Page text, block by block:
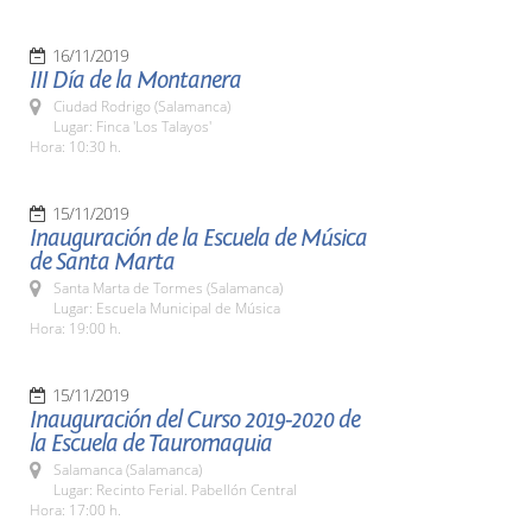
16/11/2019
III Día de la Montanera
Ciudad Rodrigo (Salamanca)
Lugar: Finca 'Los Talayos'
Hora: 10:30 h.
15/11/2019
Inauguración de la Escuela de Música
de Santa Marta
Santa Marta de Tormes (Salamanca)
Lugar: Escuela Municipal de Música
Hora: 19:00 h.
15/11/2019
Inauguración del Curso 2019-2020 de
la Escuela de Tauromaquia
Salamanca (Salamanca)
Lugar: Recinto Ferial. Pabellón Central
Hora: 17:00 h.